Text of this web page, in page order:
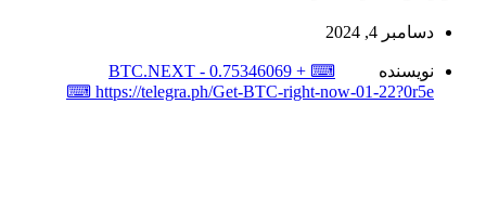
دسامبر 4, 2024
نویسنده
⌨ + 0.75346069 BTC.NEXT -
https://telegra.ph/Get-BTC-right-now-01-22?0r5e ⌨